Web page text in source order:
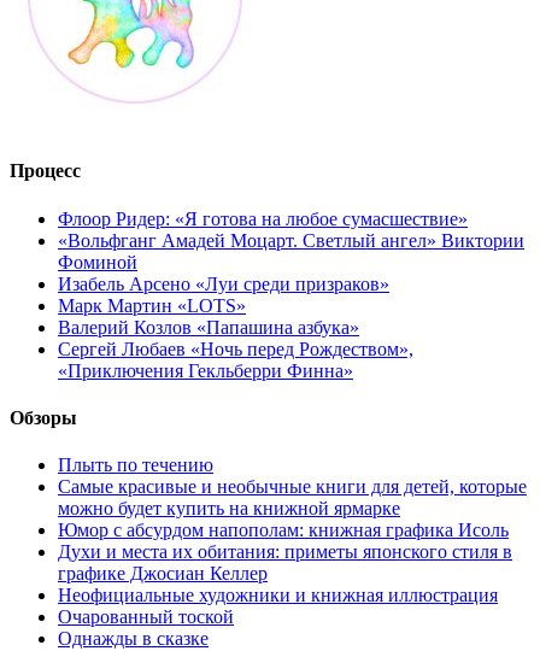
Процесс
Флоор Ридер: «Я готова на любое сумасшествие»
«Вольфганг Амадей Моцарт. Светлый ангел» Виктории
Фоминой
Изабель Арсено «Луи среди призраков»
Марк Мартин «LOTS»
Валерий Козлов «Папашина азбука»
Сергей Любаев «Ночь перед Рождеством»,
«Приключения Гекльберри Финна»
Обзоры
Плыть по течению
Самые красивые и необычные книги для детей, которые
можно будет купить на книжной ярмарке
Юмор с абсурдом напополам: книжная графика Исоль
Духи и места их обитания: приметы японского стиля в
графике Джосиан Келлер
Неофициальные художники и книжная иллюстрация
Очарованный тоской
Однажды в сказке